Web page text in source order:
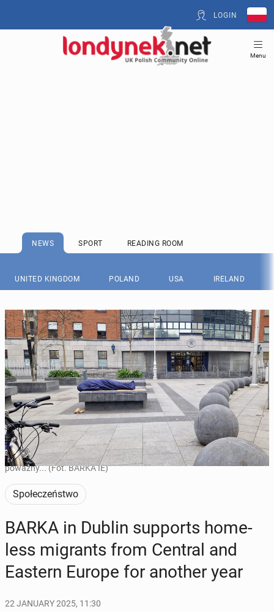
LOGIN
Menu
NEWS SPORT READING ROOM
UNITED KINGDOM POLAND USA IRELAND
Liczba bezdomnych w Irlandii osiągnęła rekordowy poziom pod
koniec ub. roku. W samym Dublinie problem jest szczególnie
poważny... (Fot. BARKA IE)
Społeczeństwo
BARKA in Dublin sup­ports home­
less mi­grants from Central and
Eastern Europe for another year
22 JANUARY 2025, 11:30